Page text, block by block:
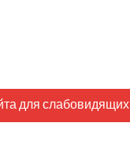
для слабовидящих